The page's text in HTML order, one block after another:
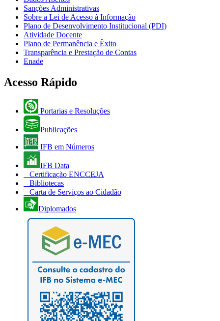
Sanções Administrativas
Sobre a Lei de Acesso à Informação
Plano de Desenvolvimento Institucional (PDI)
Atividade Docente
Plano de Permanência e Êxito
Transparência e Prestação de Contas
Enade
Acesso Rápido
Portarias e Resoluções
Publicações
IFB em Números
IFB Data
Certificação ENCCEJA
Bibliotecas
Carta de Serviços ao Cidadão
Diplomados